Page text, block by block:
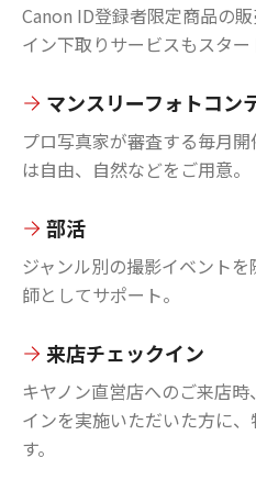
Canon ID登録者限定商品の
イン下取りサービスもスター
マンスリーフォトコン
プロ写真家が審査する毎月
は自由、自然などをご用意。
部活
ジャンル別の撮影イベント
師としてサポート。
来店チェックイン
キヤノン直営店へのご来店
インを実施いただいた方に
す。